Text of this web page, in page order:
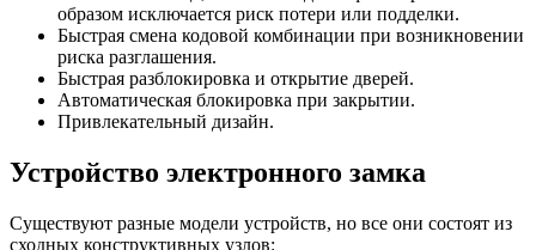
образом исключается риск потери или подделки.
Быстрая смена кодовой комбинации при возникновении
риска разглашения.
Быстрая разблокировка и открытие дверей.
Автоматическая блокировка при закрытии.
Привлекательный дизайн.
Устройство электронного замка
Существуют разные модели устройств, но все они состоят из
сходных конструктивных узлов: